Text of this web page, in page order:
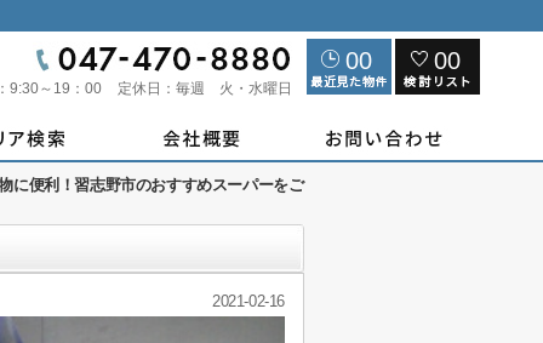
9:30～19：00 定休日： 毎週 火・水曜日
00 00
に便利！習志野市のおすすめスーパーをご
2021-02-16